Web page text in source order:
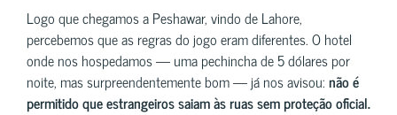
Logo que chegamos a Peshawar, vindo de Lahore,
percebemos que as regras do jogo eram diferentes. O hotel
onde nos hospedamos — uma pechincha de 5 dólares por
noite, mas surpreendentemente bom — já nos avisou:não é
permitido que estrangeiros saiam às ruas sem proteção oficial.